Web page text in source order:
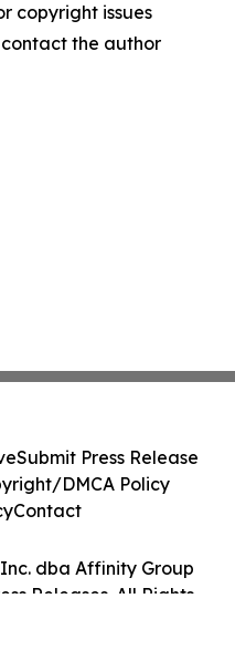
copyright issues
the author
dba Affinity Group
Releases. All Rights
Submit Press Release
DMCA Policy
Contact